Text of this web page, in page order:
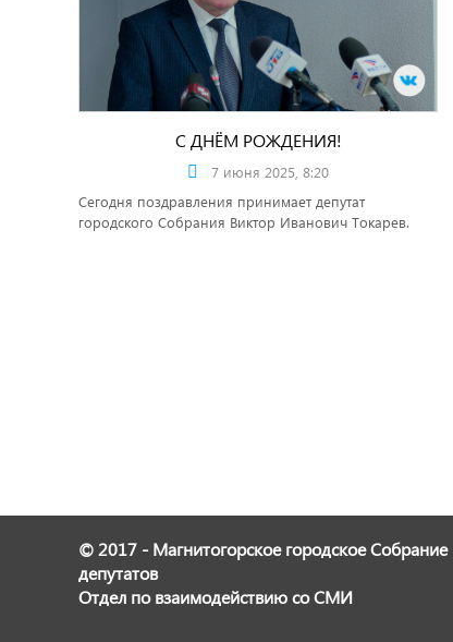
С ДНЁМ РОЖДЕНИЯ!
7 июня 2025, 8:20
Сегодня поздравления принимает депутат
городского Собрания Виктор Иванович Токарев.
© 2017 - Магнитогорское городское Собрание
депутатов
Отдел по взаимодействию со СМИ